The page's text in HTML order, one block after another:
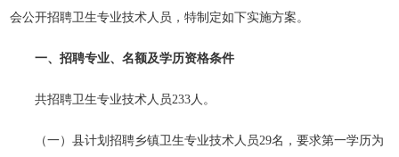
会公开招聘卫生专业技术人员，特制定如下实施方案。
一、招聘专业、名额及学历资格条件
共招聘卫生专业技术人员233人。
（一）县计划招聘乡镇卫生专业技术人员29名，要求第一学历为